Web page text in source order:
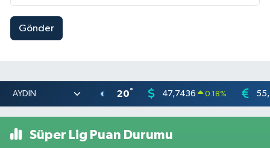
Gönder
20° 47,7436 0.18%
Süper Lig Puan Durumu